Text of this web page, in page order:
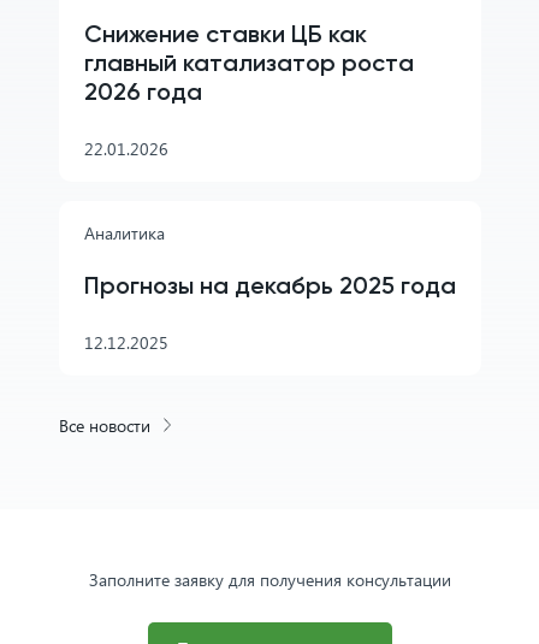
Снижение ставки ЦБ как
главный катализатор роста
2026 года
22.01.2026
Аналитика
Прогнозы на декабрь 2025 года
12.12.2025
Все новости
Заполните заявку для получения консультации